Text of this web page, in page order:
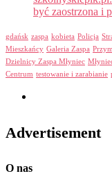
być zaostrzona i
gdańsk zaspa kobieta Policja
Mieszkańcy Galeria Zaspa
Dzielnicy Zaspa Młyniec
Centrum testowanie i zarabianie
Advertisement
O nas